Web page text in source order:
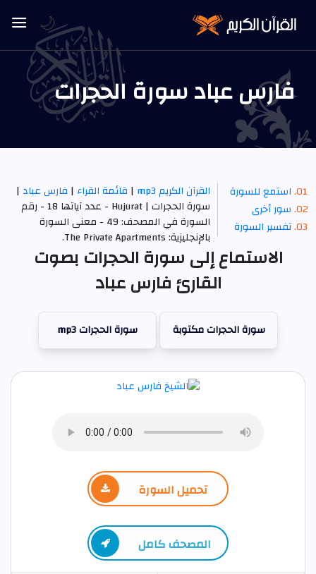
فارس عباد سورة الحجرات
استمع للسورة
سور أخرى
تفسير السورة
القرآن الكريم mp3 | قائمة القراء| فارس عباد |
سورة الحجرات | Hujurat - عدد آياتها 18 - رقم
السورة في المصحف: 49 - معنى السورة
بالإنجليزية: The Private Apartments.
الاستماع إلى سورة الحجرات بصوت
القارئ فارس عباد
سورة الحجرات مكتوبة سورة الحجرات mp3
تحميل السورة
المصحف كامل
🌙